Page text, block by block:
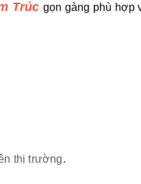
Trúc gọn gàng phù hợp
thị trường.